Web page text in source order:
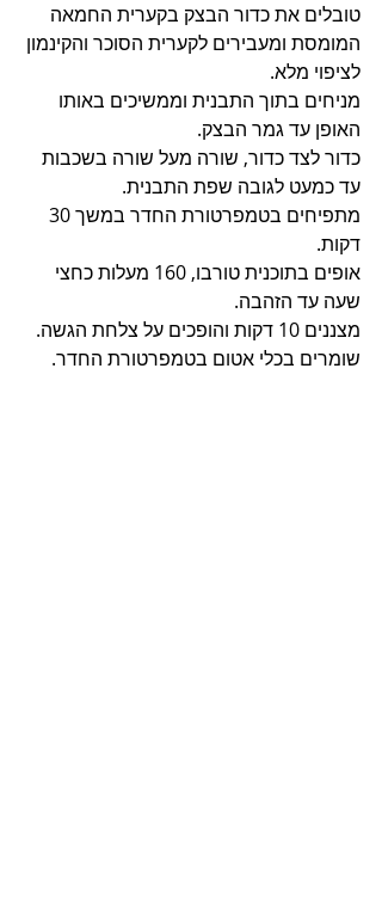
טובלים את כדור הבצק בקערית החמאה
המומסת ומעבירים לקערית הסוכר והקינמון
לציפוי מלא.
מניחים בתוך התבנית וממשיכים באותו
האופן עד גמר הבצק.
כדור לצד כדור, שורה מעל שורה בשכבות
עד כמעט לגובה שפת התבנית.
דקות.
אופים בתוכנית טורבו, 160 מעלות כחצי
שעה עד הזהבה.
מצננים 10 דקות והופכים על צלחת הגשה.
שומרים בכלי אטום בטמפרטורת החדר.